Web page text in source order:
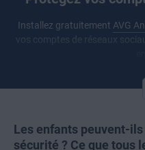
Installez gratuitement AVG
vos comptes de réseaux
Les enfants peuvent-
sécurité ? Ce que tous